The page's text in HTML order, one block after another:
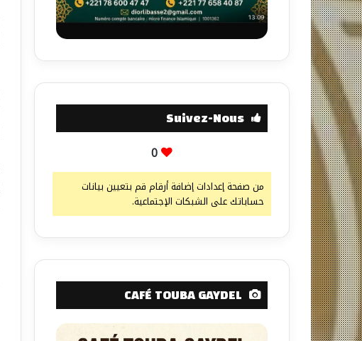
Suivez-Nous
0
من صفحة إعدادات إضافة أرقام قم بتعيين بيانات
حساباتك على الشبكات الإجتماعية.
CAFÉ TOUBA GAYDEL